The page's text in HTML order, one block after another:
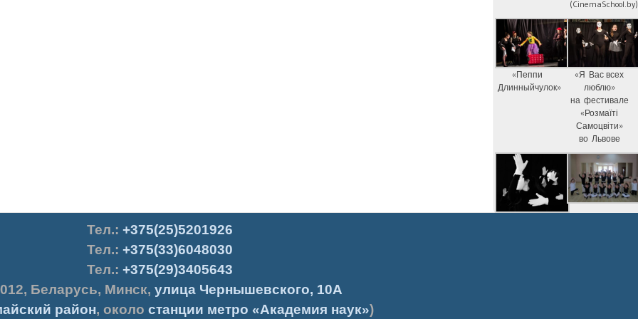
(CinemaSchool.by)
«Пеппи
Длинныйчулок»
«Я Вас всех
люблю»
на фестивале
«Розмаїті
Самоцвіти»
во Львове
Тел.: +375(25)5201926
Тел.: +375(33)6048030
Тел.: +375(29)3405643
, Беларусь, Минск, улица Чернышевского, 10А
район, около станции метро «Академия наук»)